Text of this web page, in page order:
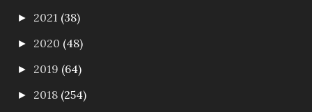
► 2021 (38)
► 2020 (48)
► 2019 (64)
► 2018 (254)